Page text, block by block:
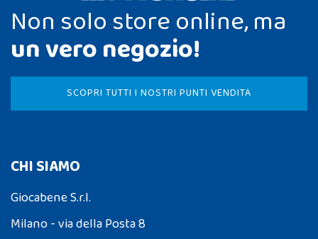
Non solo store online, ma
un vero negozio!
SCOPRI TUTTI I NOSTRI PUNTI VENDITA
CHI SIAMO
Giocabene S.r.l.
Milano - via della Posta 8